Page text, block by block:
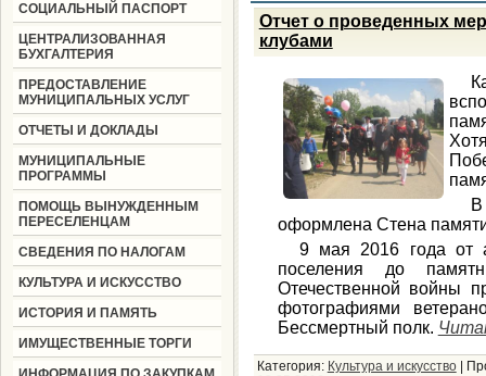
СОЦИАЛЬНЫЙ ПАСПОРТ
ЦЕНТРАЛИЗОВАННАЯ
БУХГАЛТЕРИЯ
ПРЕДОСТАВЛЕНИЕ
МУНИЦИПАЛЬНЫХ УСЛУГ
ОТЧЕТЫ И ДОКЛАДЫ
МУНИЦИПАЛЬНЫЕ
ПРОГРАММЫ
ПОМОЩЬ ВЫНУЖДЕННЫМ
ПЕРЕСЕЛЕНЦАМ
СВЕДЕНИЯ ПО НАЛОГАМ
КУЛЬТУРА И ИСКУССТВО
ИСТОРИЯ И ПАМЯТЬ
ИМУЩЕСТВЕННЫЕ ТОРГИ
Отчет о проведенных
клубами
оформлена Стена
9 мая 2016 года от
поселения до
Отечественной войны
фотографиями
Бессмертный полк.
Категория: Культура и искусство